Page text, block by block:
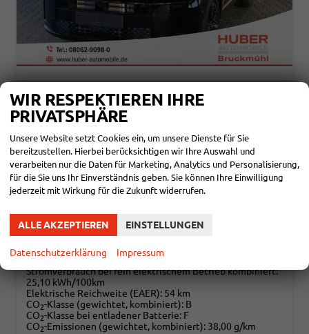
sofort lieferbar Fahrzeug mit Tageszulassung
Fahrzeugnr. 113877 Getriebe Automatik
Kraftstoff Hybrid Benzin Außenfarbe Abyss Black
Leistung 212 kW (288 PS) Kilometerstand
15 km
01.06.2026
58.650,– €
Energieverbrauch (gewichtet, kombiniert):
1,70 l/100km + 19,20 kWh/100km
Kraftstoffverbrauch bei entladener Batterie kombiniert:
7,50 l/100km
Stromverbrauch bei rein elektrischem Betrieb kombiniert:
25,10 kWh/100km
Elektrische Reichweite (EAER): 54 km
CO2-Klasse (gewichtet, kombiniert): B
CO2-Klasse bei entladener Batterie: F
CO2-Emissionen (gewichtet, kombiniert): 38,00 g/km
WIR RESPEKTIEREN IHRE
PRIVATSPHÄRE
Unsere Website setzt Cookies ein, um unsere Dienste für Sie
bereitzustellen. Hierbei berücksichtigen wir Ihre Auswahl und
verarbeiten nur die Daten für Marketing, Analytics und Personalisierung,
für die Sie uns Ihr Einverständnis geben. Sie können Ihre Einwilligung
jederzeit mit Wirkung für die Zukunft widerrufen.
ALLE AKZEPTIEREN EINSTELLUNGEN
Datenschutzerklärung Impressum